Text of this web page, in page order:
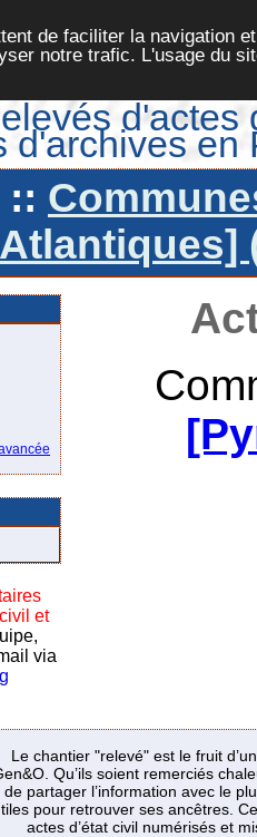
de faciliter la navigation
notre trafic. L'usage du
d'actes
d'archives en
::
et
via
Le chantier "relevé" est le fruit
Qu’ils soient remerciés
de partager l’information avec le
pour retrouver ses ancêtres.
actes d’état civil numérisés et